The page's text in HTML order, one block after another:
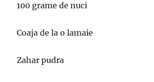
100 grame de nuci
Coaja de la o lamaie
Zahar pudra